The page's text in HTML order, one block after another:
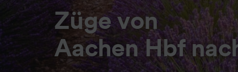
Züge von
Aachen Hbf